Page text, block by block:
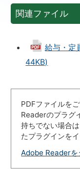
関連ファイル
給与・定
44KB)
PDFファイルを
Readerのプラグ
持ちでない場合
たプラグインを
Adobe Readerを